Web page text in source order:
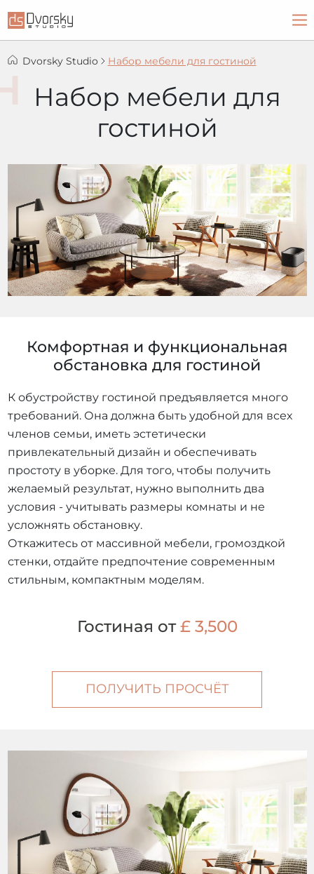
Dvorsky Studio Набор мебели для гостиной
Набор мебели для
гостиной
Комфортная и функциональная
обстановка для гостиной
К обустройству гостиной предъявляется много
требований. Она должна быть удобной для всех
членов семьи, иметь эстетически
привлекательный дизайн и обеспечивать
простоту в уборке. Для того, чтобы получить
желаемый результат, нужно выполнить два
условия - учитывать размеры комнаты и не
усложнять обстановку.
Откажитесь от массивной мебели, громоздкой
стенки, отдайте предпочтение современным
стильным, компактным моделям.
Гостиная от £ 3,500
ПОЛУЧИТЬ ПРОСЧЁТ